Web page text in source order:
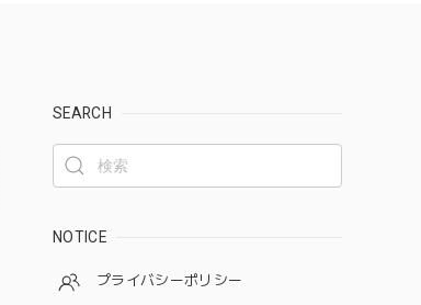
SEARCH
NOTICE
プライバシーポリシー